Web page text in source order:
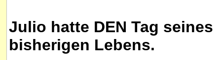
Julio hatte DEN Tag seines
bisherigen Lebens.